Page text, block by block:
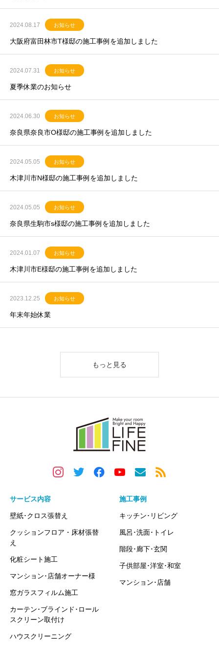
2024.08.17 お知らせ
大阪府富田林市T様邸の施工事例を追加しました
2024.07.31 お知らせ
夏季休業のお知らせ
2024.06.30 お知らせ
奈良県奈良市O様邸の施工事例を追加しました
2024.05.05 お知らせ
木津川市N様邸の施工事例を追加しました
2024.05.05 お知らせ
奈良県生駒市s様邸の施工事例を追加しました
2024.01.07 お知らせ
木津川市E様邸の施工事例を追加しました
2023.12.25 お知らせ
年末年始休業
もっと見る
サービス内容
壁紙･クロス張替え
クッションフロア・床材張替
え
化粧シート施工
マンション･店舗オーナー様
窓ガラスフィルム施工
カーテン･ブラインド･ロール
スクリーン取付け
ハウスクリーニング
施工事例
キッチン･リビング
風呂･洗面･トイレ
階段･廊下･玄関
子供部屋･洋室･和室
マンション･店舗